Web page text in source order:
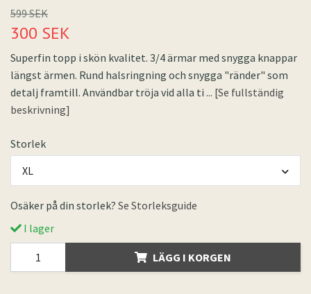
599 SEK
300 SEK
Superfin topp i skön kvalitet. 3/4 ärmar med snygga knappar
längst ärmen. Rund halsringning och snygga "ränder" som
detalj framtill. Användbar tröja vid alla ti ... [Se fullständig
beskrivning]
Storlek
XL
Osäker på din storlek? Se Storleksguide
I lager
LÄGG I KORGEN